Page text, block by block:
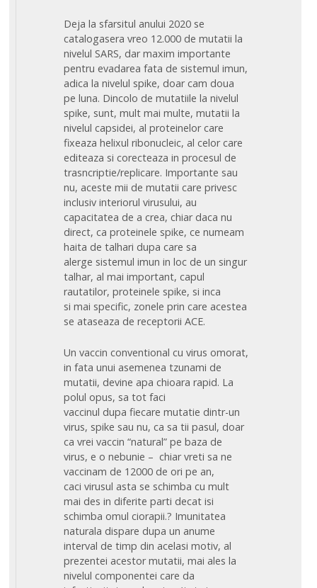
Deja la sfarsitul anului 2020 se
catalogasera vreo 12.000 de mutatii la
nivelul SARS, dar maxim importante
pentru evadarea fata de sistemul imun,
adica la nivelul spike, doar cam doua
pe luna. Dincolo de mutatiile la nivelul
spike, sunt, mult mai multe, mutatii la
nivelul capsidei, al proteinelor care
fixeaza helixul ribonucleic, al celor care
editeaza si corecteaza in procesul de
trasncriptie/replicare. Importante sau
nu, aceste mii de mutatii care privesc
inclusiv interiorul virusului, au
capacitatea de a crea, chiar daca nu
direct, ca proteinele spike, ce numeam
haita de talhari dupa care sa
alerge sistemul imun in loc de un singur
talhar, al mai important, capul
rautatilor, proteinele spike, si inca
si mai specific, zonele prin care acestea
se ataseaza de receptorii ACE.
Un vaccin conventional cu virus omorat,
in fata unui asemenea tzunami de
mutatii, devine apa chioara rapid. La
polul opus, sa tot faci
vaccinul dupa fiecare mutatie dintr-un
virus, spike sau nu, ca sa tii pasul, doar
ca vrei vaccin “natural” pe baza de
virus, e o nebunie – chiar vreti sa ne
vaccinam de 12000 de ori pe an,
caci virusul asta se schimba cu mult
mai des in diferite parti decat isi
schimba omul ciorapii.? Imunitatea
naturala dispare dupa un anume
interval de timp din acelasi motiv, al
prezentei acestor mutatii, mai ales la
nivelul componentei care da